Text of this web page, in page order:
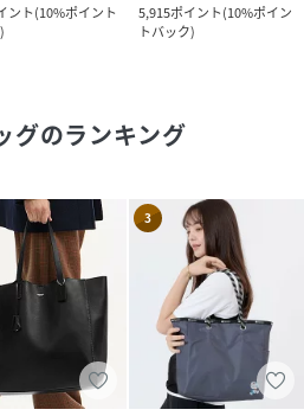
ント(10%ポイント
)
5,915ポイント(10%ポイン
トバック)
グのランキング
3